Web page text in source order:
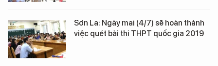
Sơn La: Ngày mai (4/7) sẽ hoàn thành
việc quét bài thi THPT quốc gia 2019